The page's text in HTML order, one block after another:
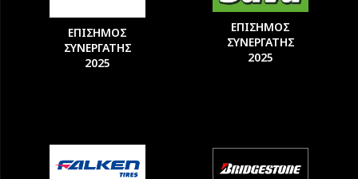
ΕΠΙΣΗΜΟΣ
ΣΥΝΕΡΓΑΤΗΣ
2025
ΕΠΙΣΗΜΟΣ
ΣΥΝΕΡΓΑΤΗΣ
2025